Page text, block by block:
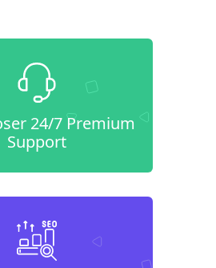
24/7 Premium
Support